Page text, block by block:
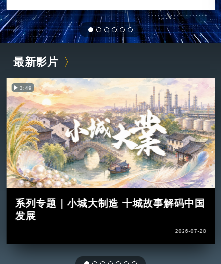
最新影片
3:49
系列专题｜小城大制造 十城故事解码中国
发展
2026-07-28